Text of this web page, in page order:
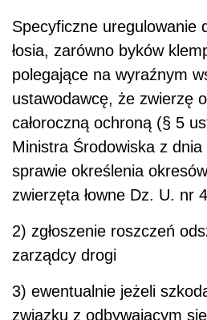
Specyficzne uregulowanie
łosia, zarówno byków
polegające na wyraźnym
ustawodawcę, że zwierzę
całoroczną ochroną (§ 5
Ministra Środowiska z
sprawie określenia
zwierzęta łowne Dz. U. nr
2) zgłoszenie roszczeń
zarządcy drogi
3) ewentualnie jeżeli
związku z odbywającym się